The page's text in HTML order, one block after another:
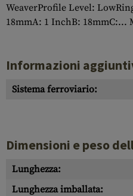
WeaverProfile Level:
18mmA: 1 InchB: 18mmC:...
Informazioni
Sistema ferroviario:
Dimensioni e peso
Lunghezza:
Lunghezza imballata: